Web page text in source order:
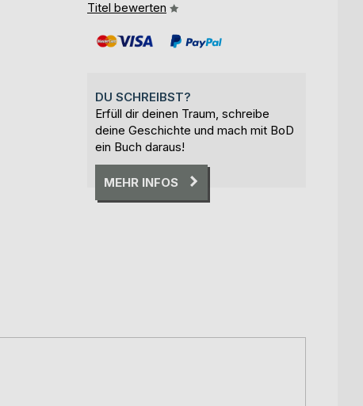
Titel bewerten
DU SCHREIBST?
Erfüll dir deinen Traum, schreibe
deine Geschichte und mach mit BoD
ein Buch daraus!
MEHR INFOS